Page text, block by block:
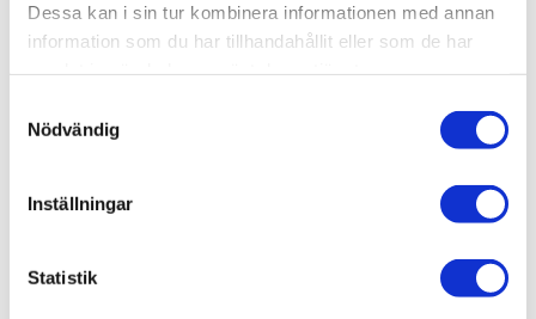
Dessa kan i sin tur kombinera informationen med annan
information som du har tillhandahållit eller som de har
Nödvändig
Inställningar
Statistik
Erfarenheter som formar människor
Det som rapportens siffror visar bekräftas också av dem
elevrörelsen betytt för dem.